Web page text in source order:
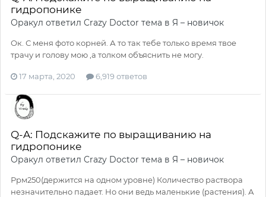
гидропонике
Оракул ответил Crazy Doctor тема в Я – новичок
Ок. С меня фото корней. А то так тебе только время твое
трачу и голову мою ,а толком объяснить не могу.
17 марта, 2020 6,919 ответов
Q-A: Подскажите по выращиванию на
гидропонике
Оракул ответил Crazy Doctor тема в Я – новичок
Ррм250(держится на одном уровне) Количество раствора
незначительно падает. Но они ведь маленькие (растения). А